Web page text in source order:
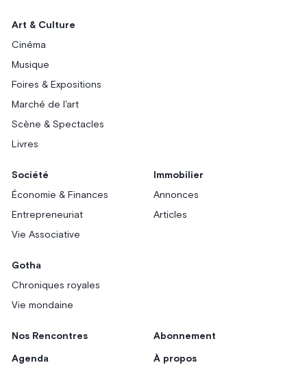
Art & Culture
Cinéma
Musique
Foires & Expositions
Marché de l'art
Scène & Spectacles
Livres
Société
Économie & Finances
Entrepreneuriat
Vie Associative
Immobilier
Annonces
Articles
Gotha
Chroniques royales
Vie mondaine
Nos Rencontres
Agenda
Abonnement
À propos